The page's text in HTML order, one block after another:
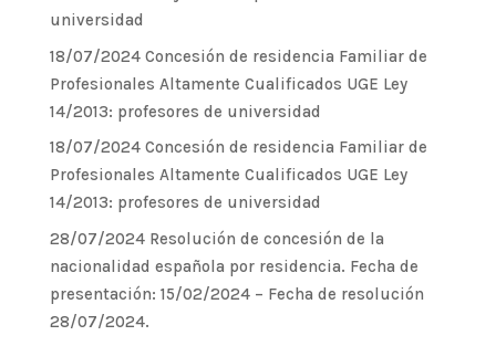
universidad
18/07/2024 Concesión de residencia Familiar de
Profesionales Altamente Cualificados UGE Ley
14/2013: profesores de universidad
18/07/2024 Concesión de residencia Familiar de
Profesionales Altamente Cualificados UGE Ley
14/2013: profesores de universidad
28/07/2024 Resolución de concesión de la
nacionalidad española por residencia. Fecha de
presentación: 15/02/2024 – Fecha de resolución
28/07/2024.